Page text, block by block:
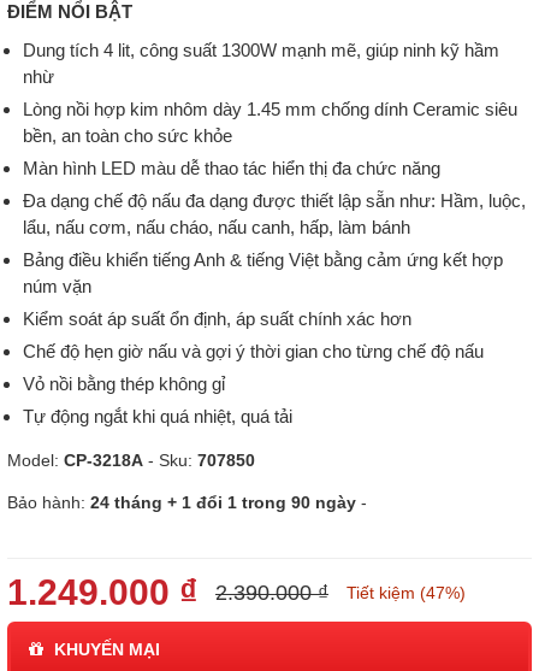
ĐIỂM NỔI BẬT
Dung tích 4 lit, công suất 1300W mạnh mẽ, giúp ninh kỹ hầm
nhừ
Lòng nồi hợp kim nhôm dày 1.45 mm chống dính Ceramic siêu
bền, an toàn cho sức khỏe
Màn hình LED màu dễ thao tác hiển thị đa chức năng
Đa dạng chế độ nấu đa dạng được thiết lập sẵn như: Hầm, luộc,
lẩu, nấu cơm, nấu cháo, nấu canh, hấp, làm bánh
Bảng điều khiển tiếng Anh & tiếng Việt bằng cảm ứng kết hợp
núm vặn
Kiểm soát áp suất ổn định, áp suất chính xác hơn
Chế độ hẹn giờ nấu và gợi ý thời gian cho từng chế độ nấu
Vỏ nồi bằng thép không gỉ
Tự động ngắt khi quá nhiệt, quá tải
Model: CP-3218A - Sku: 707850
Bảo hành: 24 tháng + 1 đổi 1 trong 90 ngày -
1.249.000 ₫ 2.390.000 ₫ Tiết kiệm (47%)
KHUYẾN MẠI